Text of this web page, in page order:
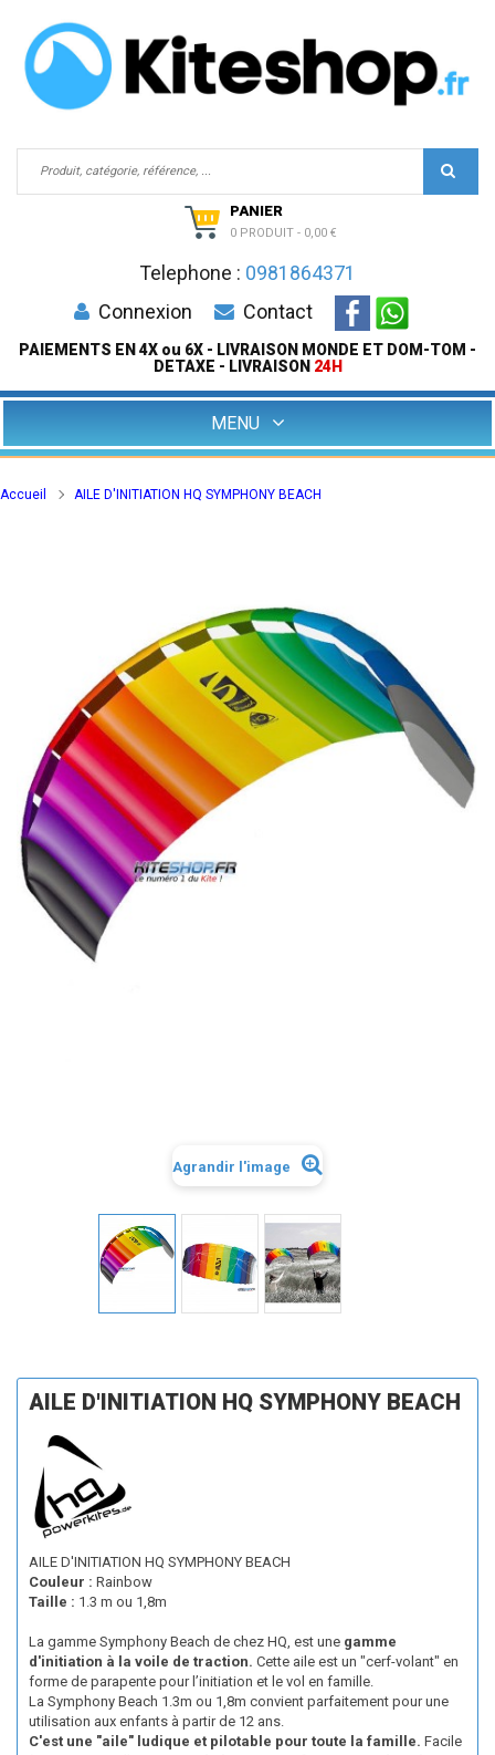
PANIER
0 PRODUIT - 0,00 €
Telephone : 0981864371
Connexion
Contact
PAIEMENTS EN 4X ou 6X - LIVRAISON MONDE ET DOM-TOM -
DETAXE - LIVRAISON 24H
MENU
Accueil AILE D'INITIATION HQ SYMPHONY BEACH
Agrandir l'image
AILE D'INITIATION HQ SYMPHONY BEACH
AILE D'INITIATION HQ SYMPHONY BEACH
Couleur : Rainbow
Taille : 1.3 m ou 1,8m
La gamme Symphony Beach de chez HQ, est une gamme
d'initiation à la voile de traction. Cette aile est un "cerf-volant" en
forme de parapente pour l’initiation et le vol en famille.
La Symphony Beach 1.3m ou 1,8m convient parfaitement pour une
utilisation aux enfants à partir de 12 ans.
C'est une "aile" ludique et pilotable pour toute la famille. Facile